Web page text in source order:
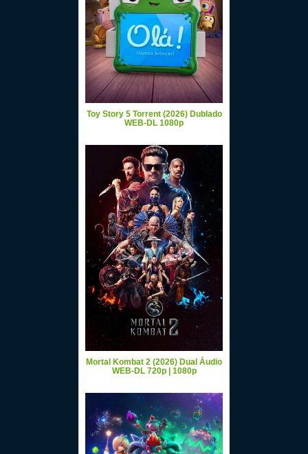
Toy Story 5 Torrent (2026) Dublado
WEB-DL 1080p
Mortal Kombat 2 (2026) Dual Áudio
WEB-DL 720p | 1080p